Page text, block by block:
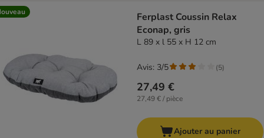
Ferplast Coussin Relax
Econap, gris
L 89 x l 55 x H 12 cm
27,49 €
27,49 € / pièce
Avis: 3/5 (5)
Ajouter au panier